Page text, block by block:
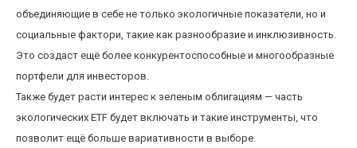
объединяющие в себе не только экологичные показатели, но и
социальные фактори, такие как разнообразие и инклюзивность.
Это создаст ещё более конкурентоспособные и многообразные
портфели для инвесторов.
Также будет расти интерес к зеленым облигациям — часть
экологических ETF будет включать и такие инструменты, что
позволит ещё больше вариативности в выборе.